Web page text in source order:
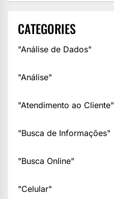
CATEGORIES
"Análise de Dados"
"Análise"
"Atendimento ao Cliente"
"Busca de Informações"
"Busca Online"
"Celular"